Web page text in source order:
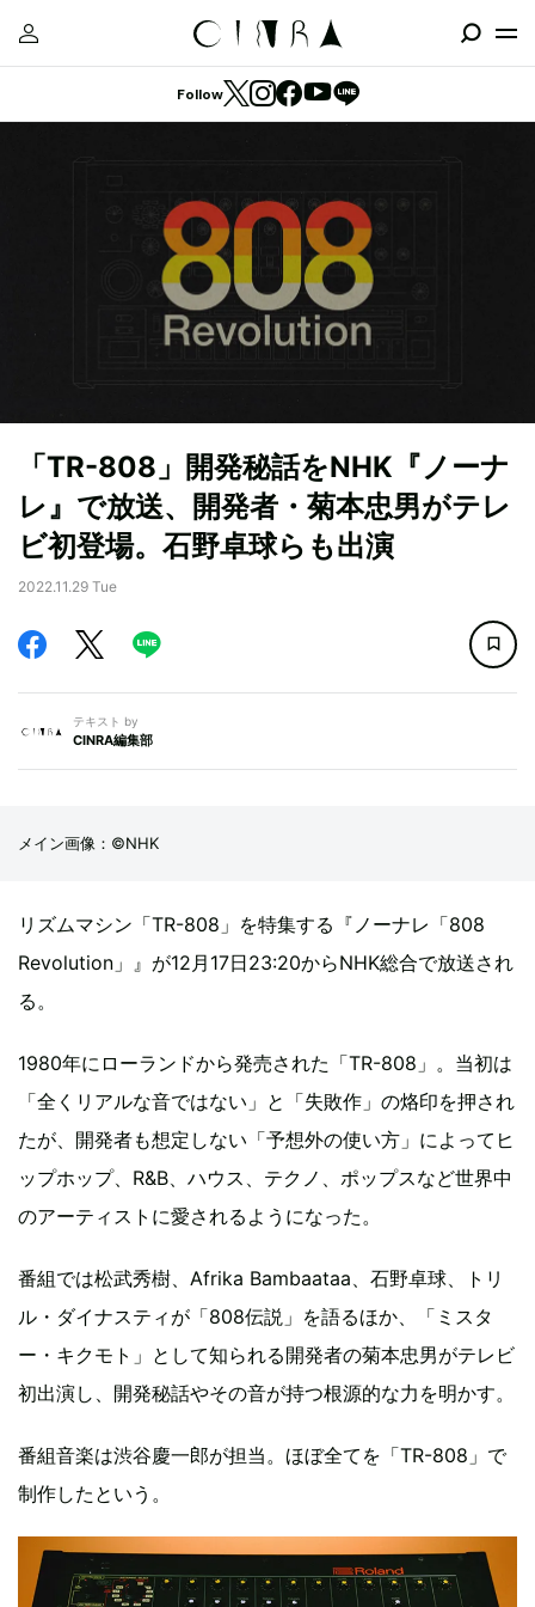
Follow
「TR-808」開発秘話をNHK『ノーナ
レ』で放送、開発者・菊本忠男がテレ
ビ初登場。石野卓球らも出演
2022.11.29 Tue
テキスト by
CINRA編集部
メイン画像：©NHK
リズムマシン「TR-808」を特集する『ノーナレ「808
Revolution」』が12月17日23:20からNHK総合で放送され
る。
1980年にローランドから発売された「TR-808」。当初は
「全くリアルな音ではない」と「失敗作」の烙印を押され
たが、開発者も想定しない「予想外の使い方」によってヒ
ップホップ、R&B、ハウス、テクノ、ポップスなど世界中
のアーティストに愛されるようになった。
番組では松武秀樹、Afrika Bambaataa、石野卓球、トリ
ル・ダイナスティが「808伝説」を語るほか、「ミスタ
ー・キクモト」として知られる開発者の菊本忠男がテレビ
初出演し、開発秘話やその音が持つ根源的な力を明かす。
番組音楽は渋谷慶一郎が担当。ほぼ全てを「TR-808」で
制作したという。